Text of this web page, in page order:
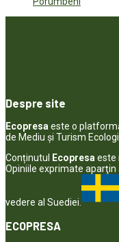
Despre site
Ecopresa este o
de Mediu și Turism
Conținutul
Ecopresa este
Opiniile exprimate
vedere al Suediei.
ECOPRESA